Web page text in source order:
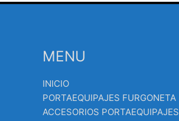
MENU
INICIO
PORTAEQUIPAJES FURGONETA
ACCESORIOS PORTAEQUIPAJES